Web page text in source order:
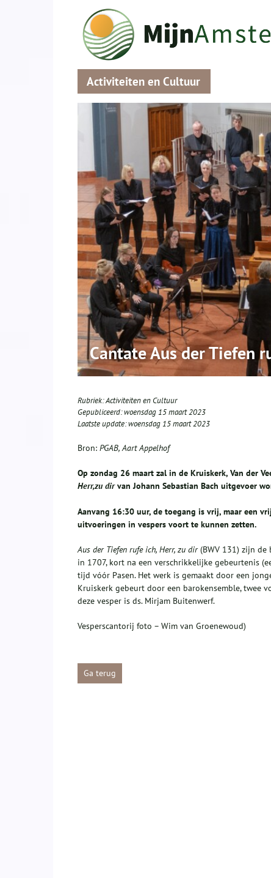
Activiteiten en Cultuur
Cantate Aus der Tiefen
Rubriek:Activiteiten en Cultuur
Gepubliceerd:woensdag 15 maart 2023
Laatste update:woensdag 15 maart 2023
Bron: PGAB, Aart Appelhof
Op zondag 26 maart zal in de Kruiskerk, Van der
Herr,zu dirvan Johann Sebastian Bach uitgevoer
Aanvang 16:30 uur, de toegang is vrij, maar een
uitvoeringen in vespers voort te kunnen zetten.
Aus der Tiefen rufe ich, Herr, zu dir(BWV 131) zijn de
in 1707, kort na een verschrikkelijke gebeurtenis
tijd vóór Pasen. Het werk is gemaakt door een
Kruiskerk gebeurt door een barokensemble, twee
deze vesper is ds. Mirjam Buitenwerf.
Vesperscantorij foto – Wim van Groenewoud)
Ga terug